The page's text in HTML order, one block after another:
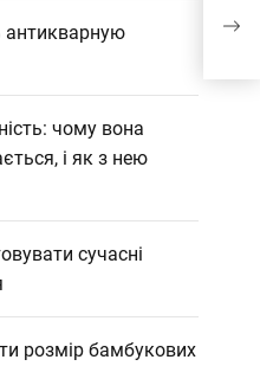
антикварную
чому вона
і як з нею
сучасні
розмір бамбукових
19